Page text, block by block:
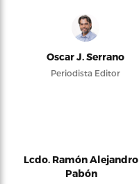
Oscar J. Serrano
Periodista Editor
Lcdo. Ramón Alejandro
Pabón